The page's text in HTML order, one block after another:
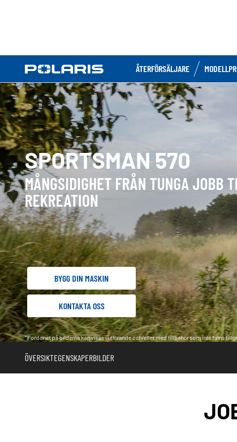
ÅTERFÖRSÄLJARE
SPORTSMAN 570
MÅNGSIDIGHET FRÅN TUNGA JOBB
REKREATION
BYGG DIN MASKIN
KONTAKTA OSS
*Fordonet på bilderna kan visas i utförande och/eller med tillbehör som inte finns
ÖVERSIKTEGENSKAPERBILDER